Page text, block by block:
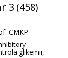
3 (458)
CMKP
glikemii,